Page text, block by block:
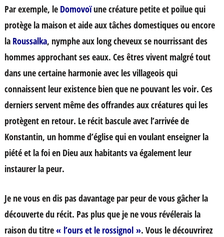
Par exemple, le Domovoïune créature petite et poilue qui
protège la maison et aide aux tâches domestiques ou encore
la Roussalka, nymphe aux long cheveux se nourrissant des
hommes approchant ses eaux. Ces êtres vivent malgré tout
dans une certaine harmonie avec les villageois qui
connaissent leur existence bien que ne pouvant les voir. Ces
derniers servent même des offrandes aux créatures qui les
protègent en retour. Le récit bascule avec l’arrivée de
Konstantin, un homme d’église qui en voulant enseigner la
piété et la foi en Dieu aux habitants va également leur
instaurer la peur.
Je ne vous en dis pas davantage par peur de vous gâcher la
découverte du récit. Pas plus que je ne vous révélerais la
raison du titre« l’ours et le rossignol ». Vous le découvrirez